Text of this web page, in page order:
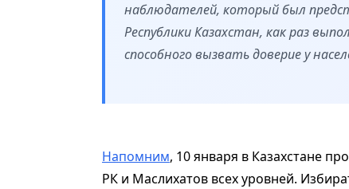
наблюдателей, который был
Республики Казахстан, как раз
способного вызвать доверие у
Напомним, 10 января в Казахстане
РК и Маслихатов всех уровней.